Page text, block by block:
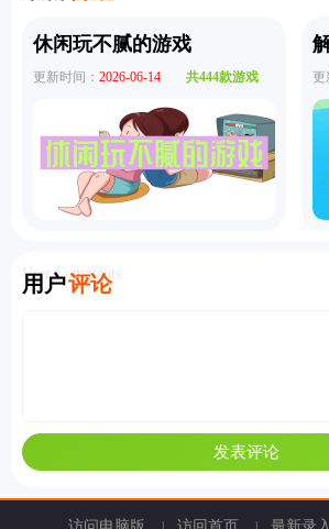
休闲玩不腻的游戏
更新时间： 2026-06-14 共444款游戏 更
用户评论
User Comments